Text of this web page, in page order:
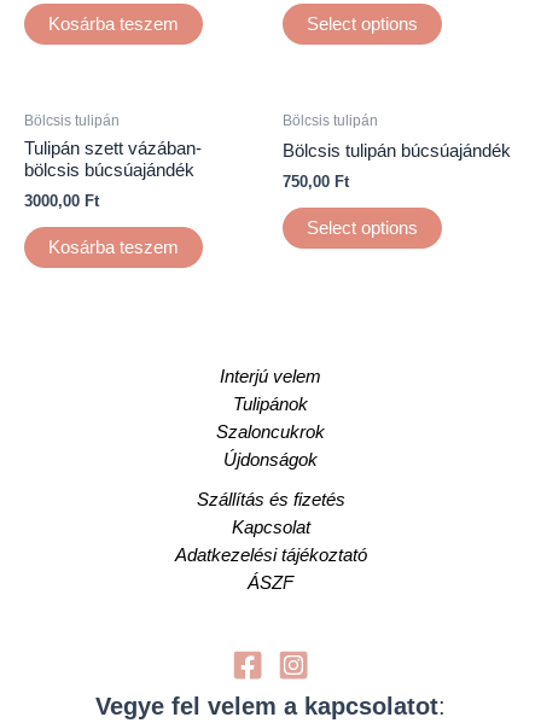
Kosárba teszem Select options
Bölcsis tulipán
Tulipán szett vázában-
bölcsis búcsúajándék
3000,00 Ft
Kosárba teszem
Bölcsis tulipán
Bölcsis tulipán búcsúajándék
750,00 Ft
Select options
Interjú velem
Tulipánok
Szaloncukrok
Újdonságok
Szállítás és fizetés
Kapcsolat
Adatkezelési tájékoztató
ÁSZF
Vegye fel velem a kapcsolatot: